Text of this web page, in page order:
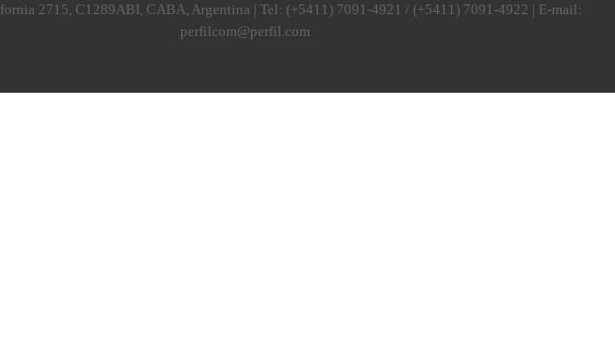
2715, C1289ABI, CABA, Argentina | Tel: (+5411) 7091-4921 / (+5411) 7091-4922 | E-mail:
perfilcom@perfil.com